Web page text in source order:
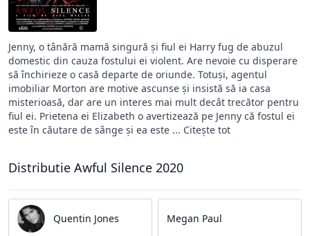
Jenny, o tânără mamă singură și fiul ei Harry fug de abuzul
domestic din cauza fostului ei violent. Are nevoie cu disperare
să închirieze o casă departe de oriunde. Totuși, agentul
imobiliar Morton are motive ascunse și insistă să ia casa
misterioasă, dar are un interes mai mult decât trecător pentru
fiul ei. Prietena ei Elizabeth o avertizează pe Jenny că fostul ei
este în căutare de sânge și ea este ... Citește tot
Distributie Awful Silence 2020
Quentin Jones Megan Paul